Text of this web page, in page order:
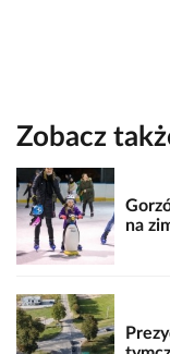
Zobacz
na